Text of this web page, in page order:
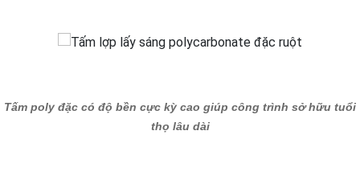
Tấm poly đặc có độ bền cực kỳ cao giúp công trình sở hữu tuổi
thọ lâu dài